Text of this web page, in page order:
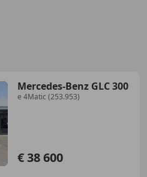
Mercedes-Benz GLC 300
e 4Matic (253.953)
€ 38 600